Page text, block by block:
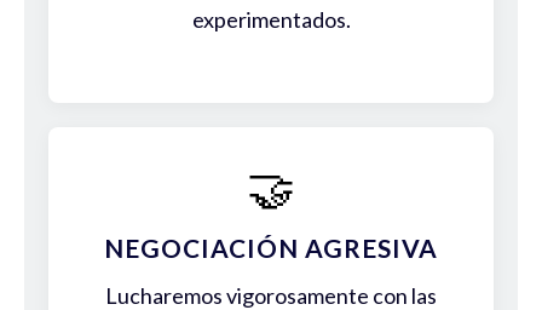
experimentados.
🤝
NEGOCIACIÓN AGRESIVA
Lucharemos vigorosamente con las